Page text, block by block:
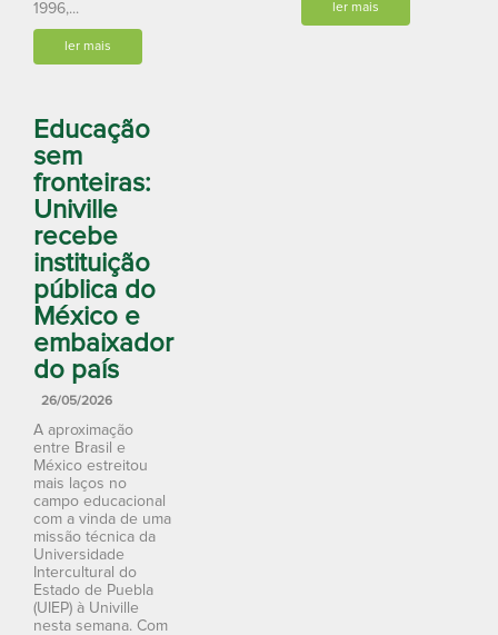
1996,...
ler mais
Educação
sem
fronteiras:
Univille
recebe
instituição
pública do
México e
embaixador
do país
26/05/2026
A aproximação
entre Brasil e
México estreitou
mais laços no
campo educacional
com a vinda de uma
missão técnica da
Universidade
Intercultural do
Estado de Puebla
(UIEP) à Univille
nesta semana. Com
ler mais